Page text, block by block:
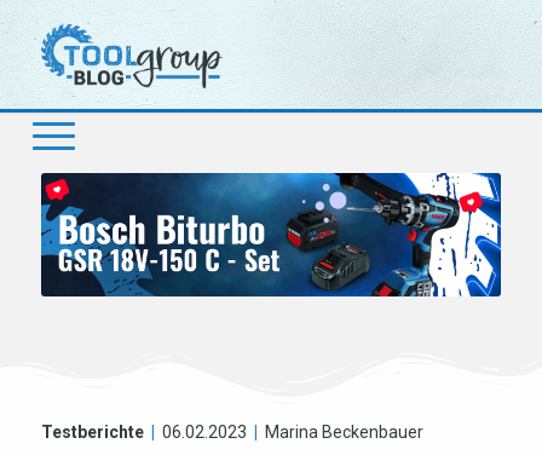
Testberichte 06.02.2023 Marina Beckenbauer